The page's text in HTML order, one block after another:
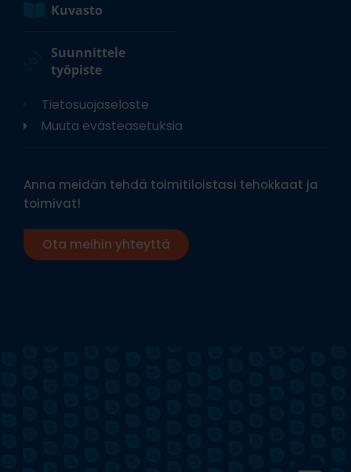
Kuvasto
Suunnittele
työpiste
Tietosuojaseloste
Muuta evästeasetuksia
Anna meidän tehdä toimitiloistasi tehokkaat ja
toimivat!
Ota meihin yhteyttä